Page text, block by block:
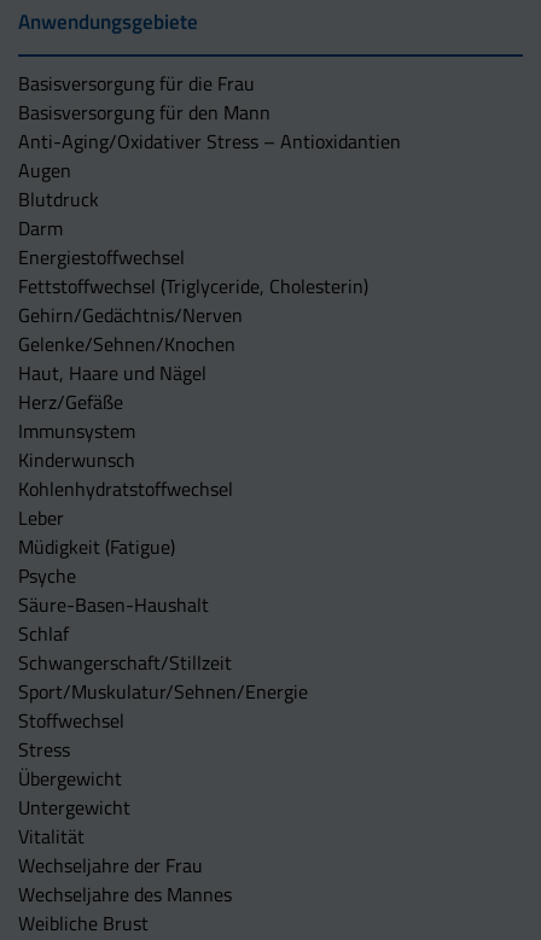
Anwendungsgebiete
Basisversorgung für die Frau
Basisversorgung für den Mann
Anti-Aging/Oxidativer Stress – Antioxidantien
Augen
Blutdruck
Darm
Energiestoffwechsel
Fettstoffwechsel (Triglyceride, Cholesterin)
Gehirn/Gedächtnis/Nerven
Gelenke/Sehnen/Knochen
Haut, Haare und Nägel
Herz/Gefäße
Immunsystem
Kinderwunsch
Kohlenhydratstoffwechsel
Leber
Müdigkeit (Fatigue)
Psyche
Säure-Basen-Haushalt
Schlaf
Schwangerschaft/Stillzeit
Sport/Muskulatur/Sehnen/Energie
Stoffwechsel
Stress
Übergewicht
Untergewicht
Vitalität
Wechseljahre der Frau
Wechseljahre des Mannes
Weibliche Brust